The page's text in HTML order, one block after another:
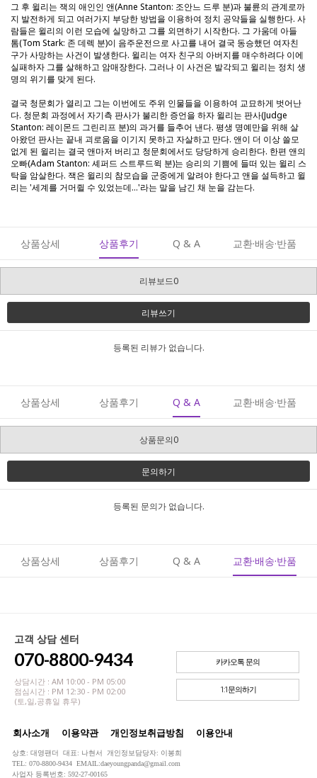
그 후 윌리는 잭의 애인인 앤(Anne Stanton: 조안느 드루 분)과 불륜의 관계로까
지 발전하게 되고 여러가지 부당한 방법을 이용하여 정치 공약들을 실행한다. 사
람들은 윌리의 이런 모습에 실망하고 그를 외면하기 시작한다. 그 가움데 아들
톰(Tom Stark: 존 데렉 분)이 음주운전으로 사고를 내어 결국 동승했던 여자친
구가 사망하는 사건이 발생한다. 윌리는 여자 친구의 아버지를 매수하려다 이에
실패하자 그를 살해하고 암매장한다. 그러나 이 사건은 발각되고 윌리는 정치 생
명의 위기를 맞게 된다.
결국 청문회가 열리고 그는 이번에도 주위 인물들을 이용하여 교묘하게 벗어난
다. 청문회 과정에서 자기측 판사가 불리한 증언을 하자 윌리는 판사(Judge
Stanton: 레이몬드 그린리프 분)의 과거를 들추어 낸다. 평생 명예만을 위해 살
아왔던 판사는 끝내 괴로움을 이기지 못하고 자살하고 만다. 앤이 더 이상 쓸모
없게 된 윌리는 결국 앤마저 버리고 청문회에서도 당당하게 승리한다. 한편 앤의
오빠(Adam Stanton: 셰퍼드 스트루드윅 분)는 승리의 기쁨에 들떠 있는 윌리 스
탁을 암살한다. 잭은 윌리의 참모습을 군중에게 알려야 한다고 앤을 설득하고 윌
리는 '세계를 거머쥘 수 있었는데...'라는 말을 남긴 채 눈을 감는다.
상품상세 상품후기 Q & A 교환·배송·반품
리뷰보드0
리뷰쓰기
등록된 리뷰가 없습니다.
상품상세 상품후기 Q & A 교환·배송·반품
상품문의0
문의하기
등록된 문의가 없습니다.
상품상세 상품후기 Q & A 교환·배송·반품
고객 상담 센터
070-8800-9434
상담시간 : AM 10:00 - PM 05:00
점심시간 : PM 12:30 - PM 02:00
(토,일,공휴일 휴무)
카카오톡 문의
1:1문의하기
회사소개 이용약관 개인정보취급방침 이용안내
상호: 대영팬더 대표: 나현서 개인정보담당자: 이봉희
TEL: 070-8800-9434 EMAIL:daeyoungpanda@gmail.com
사업자 등록번호: 592-27-00165